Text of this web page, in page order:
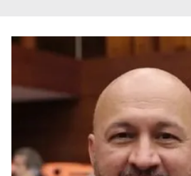
Sitemizde kendimize ve üçüncü
kullanılmaktadır. Bu çerezler
verileriniz işlenmekte olup gerekli
toplumu hizmetlerinin sunulması
kullanılmaktadır. Diğer çerezler,
kılınması ve kişiselleştirilmesi ve
reklam/pazarlama faaliyetlerinin
sınırlı olarak açık rızanız dahilinde